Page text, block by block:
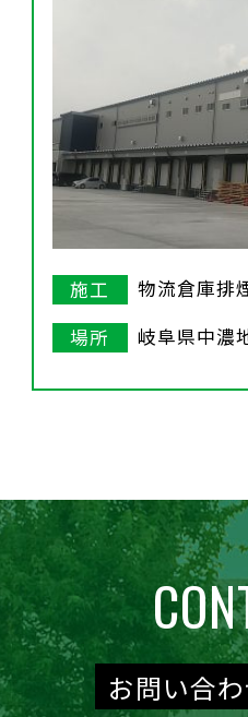
施工
物流倉庫排
場所
岐阜県中濃
お問い合